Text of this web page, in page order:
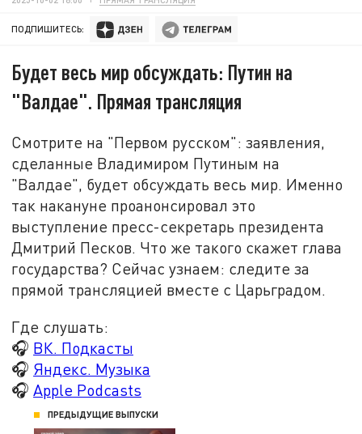
ПОДПИШИТЕСЬ:
Будет весь мир обсуждать: Путин на
"Валдае". Прямая трансляция
Смотрите на "Первом русском": заявления,
сделанные Владимиром Путиным на
"Валдае", будет обсуждать весь мир. Именно
так накануне проанонсировал это
выступление пресс-секретарь президента
Дмитрий Песков. Что же такого скажет глава
государства? Сейчас узнаем: следите за
прямой трансляцией вместе с Царьградом.
Где слушать:
🎧 ВК. Подкасты
🎧 Яндекс. Музыка
🎧 Apple Podcasts
ПРЕДЫДУЩИЕ ВЫПУСКИ